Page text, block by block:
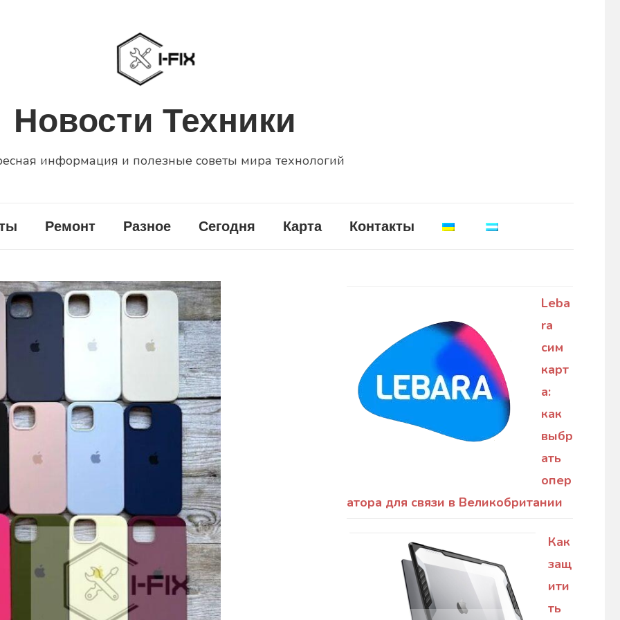
Новости Техники
информация и полезные советы мира технологий
Ремонт Разное Сегодня Карта Контакты
Leba
ra
сим
карт
а:
как
выбр
ать
опер
атора для связи в Великобритании
Как
защ
ити
ть